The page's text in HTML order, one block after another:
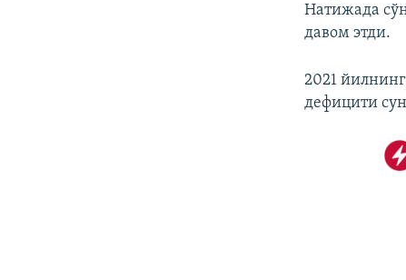
Натижада
давом этди.
2021
дефицити